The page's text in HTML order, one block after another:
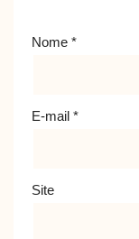
Nome *
E-mail *
Site